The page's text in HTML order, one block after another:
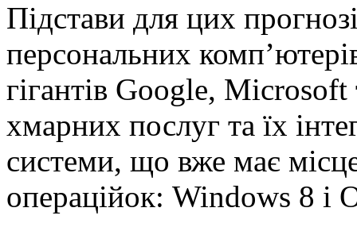
Підстави для цих
персональних
гігантів Google,
хмарних послуг та їх
системи, що вже має
операційок: Windows 8